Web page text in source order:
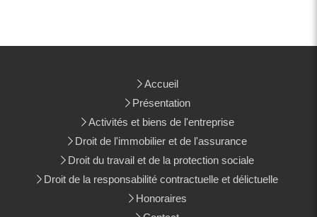
Accueil
Présentation
Activités et biens de l'entreprise
Droit de l'immobilier et de l'assurance
Droit du travail et de la protection sociale
Droit de la responsabilité contractuelle et délictuelle
Honoraires